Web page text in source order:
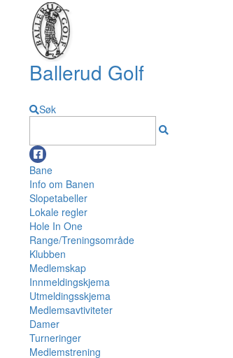
Ballerud Golf
Søk
Bane
Info om Banen
Slopetabeller
Lokale regler
Hole In One
Range/Treningsområde
Klubben
Medlemskap
Innmeldingskjema
Utmeldingsskjema
Medlemsavtiviteter
Damer
Turneringer
Medlemstrening